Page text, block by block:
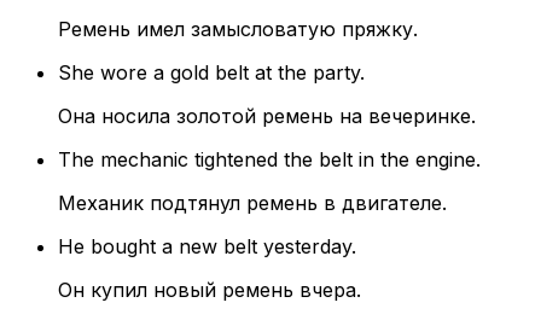
Ремень имел замысловатую пряжку.
She wore a gold belt at the party.
Она носила золотой ремень на вечеринке.
The mechanic tightened the belt in the engine.
Механик подтянул ремень в двигателе.
He bought a new belt yesterday.
Он купил новый ремень вчера.